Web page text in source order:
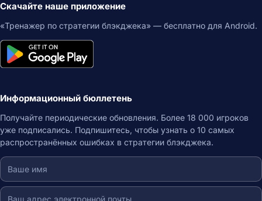
Скачайте наше приложение
«Тренажер по стратегии блэкджека» — бесплатно для Android.
Информационный бюллетень
Получайте периодические обновления. Более 18 000 игроков
уже подписались. Подпишитесь, чтобы узнать о 10 самых
распространённых ошибках в стратегии блэкджека.